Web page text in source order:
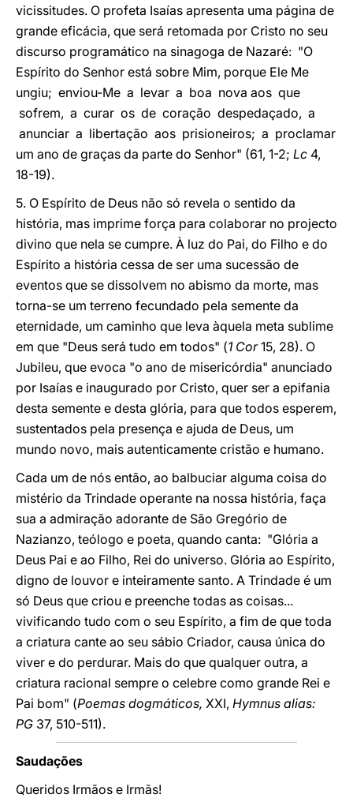
vicissitudes. O profeta Isaías apresenta uma página de
grande eficácia, que será retomada por Cristo no seu
discurso programático na sinagoga de Nazaré: "O
Espírito do Senhor está sobre Mim, porque Ele Me
ungiu; enviou-Me a levar a boa nova aos que
sofrem, a curar os de coração despedaçado, a
anunciar a libertação aos prisioneiros; a proclamar
um ano de graças da parte do Senhor" (61, 1-2; Lc 4,
18-19).
5. O Espírito de Deus não só revela o sentido da
história, mas imprime força para colaborar no projecto
divino que nela se cumpre. À luz do Pai, do Filho e do
Espírito a história cessa de ser uma sucessão de
eventos que se dissolvem no abismo da morte, mas
torna-se um terreno fecundado pela semente da
eternidade, um caminho que leva àquela meta sublime
em que "Deus será tudo em todos" (1 Cor15, 28). O
Jubileu, que evoca "o ano de misericórdia" anunciado
por Isaías e inaugurado por Cristo, quer ser a epifania
desta semente e desta glória, para que todos esperem,
sustentados pela presença e ajuda de Deus, um
mundo novo, mais autenticamente cristão e humano.
Cada um de nós então, ao balbuciar alguma coisa do
mistério da Trindade operante na nossa história, faça
sua a admiração adorante de São Gregório de
Nazianzo, teólogo e poeta, quando canta: "Glória a
Deus Pai e ao Filho, Rei do universo. Glória ao Espírito,
digno de louvor e inteiramente santo. A Trindade é um
só Deus que criou e preenche todas as coisas...
vivificando tudo com o seu Espírito, a fim de que toda
a criatura cante ao seu sábio Criador, causa única do
viver e do perdurar. Mais do que qualquer outra, a
criatura racional sempre o celebre como grande Rei e
Pai bom" (Poemas dogmáticos, XXI, Hymnus alias:
PG 37, 510-511).
Saudações
Queridos Irmãos e Irmãs!